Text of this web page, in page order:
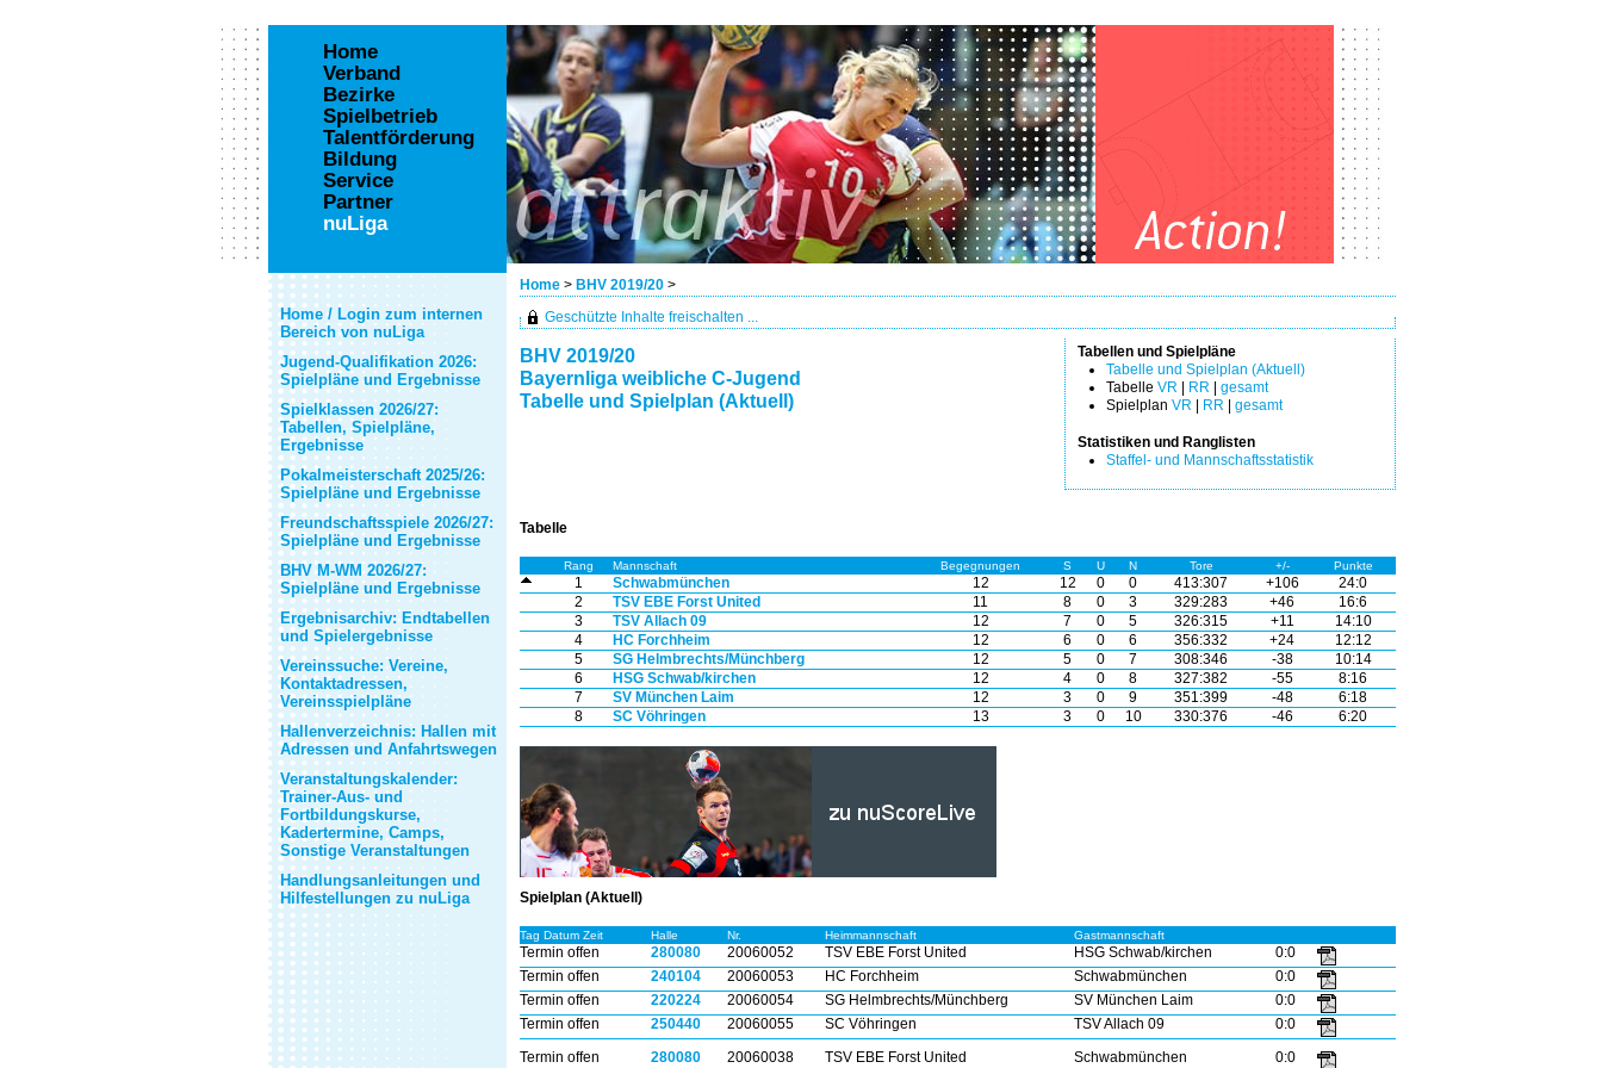
Home > BHV 2019/20 >
Home
Verband
Bezirke
Spielbetrieb
Talentförderung
Bildung
Service
Partner
nuLiga
Home / Login zum internen
Bereich von nuLiga
Jugend-Qualifikation 2026:
Spielpläne und Ergebnisse
Spielklassen 2026/27:
Tabellen, Spielpläne,
Ergebnisse
Pokalmeisterschaft 2025/26:
Spielpläne und Ergebnisse
Freundschaftsspiele 2026/27:
Spielpläne und Ergebnisse
BHV M-WM 2026/27:
Spielpläne und Ergebnisse
Ergebnisarchiv: Endtabellen
und Spielergebnisse
Vereinssuche: Vereine,
Kontaktadressen,
Vereinsspielpläne
Hallenverzeichnis: Hallen mit
Adressen und Anfahrtswegen
Veranstaltungskalender:
Trainer-Aus- und
Fortbildungskurse,
Kadertermine, Camps,
Sonstige Veranstaltungen
Handlungsanleitungen und
Hilfestellungen zu nuLiga
Geschützte Inhalte freischalten ...
BHV 2019/20
Bayernliga weibliche C-Jugend
Tabelle und Spielplan (Aktuell)
Tabellen und Spielpläne
Tabelle und Spielplan (Aktuell)
Tabelle VR RR
gesamt
Spielplan VR RR gesamt
Statistiken und Ranglisten
Staffel- und Mannschaftsstatistik
Tabelle
Rang Mannschaft Begegnungen S U N Tore +/- Punkte
1 Schwabmünchen 12 12 0 0 413:307 +106
24:0
2
TSV EBE Forst United 11 8 0 3 329:283 +46
16:6
3
TSV Allach 09 12 7 0 5 326:315 +11
14:10
4
HC Forchheim 12 6 0 6 356:332 +24
12:12
5
SG Helmbrechts/Münchberg 12 5 0 7 308:346 -38
10:14
6
HSG Schwab/kirchen 12 4 0 8 327:382 -55
8:16
7
SV München Laim 12 3 0 9 351:399 -48
6:18
8
SC Vöhringen 13 3 0 10 330:376 -46 6:20
Spielplan (Aktuell)
Tag Datum Zeit Halle Nr. Heimmannschaft Gastmannschaft
Termin offen 280080 20060052 TSV EBE Forst United HSG Schwab/kirchen
0:0
Termin offen
240104 20060053 HC Forchheim Schwabmünchen
0:0
Termin offen
220224 20060054 SG Helmbrechts/Münchberg SV München Laim
0:0
Termin offen
250440 20060055 SC Vöhringen TSV Allach 09
0:0
Termin offen
280080 20060038 TSV EBE Forst United Schwabmünchen 0:0